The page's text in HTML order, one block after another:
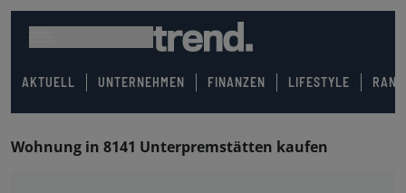
AKTUELL UNTERNEHMEN FINANZEN LIFESTYLE
Wohnung in 8141 Unterpremstätten kaufen